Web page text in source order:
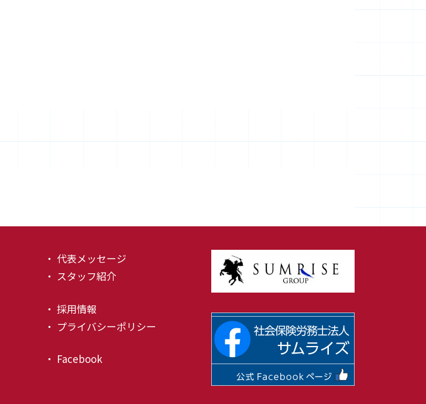
・ 代表メッセージ
・ スタッフ紹介
・ 採用情報
・ プライバシーポリシー
・ Facebook